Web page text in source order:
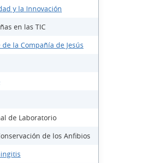
y la Innovación
en las TIC
la Compañía de Jesús
de Laboratorio
de los Anfibios